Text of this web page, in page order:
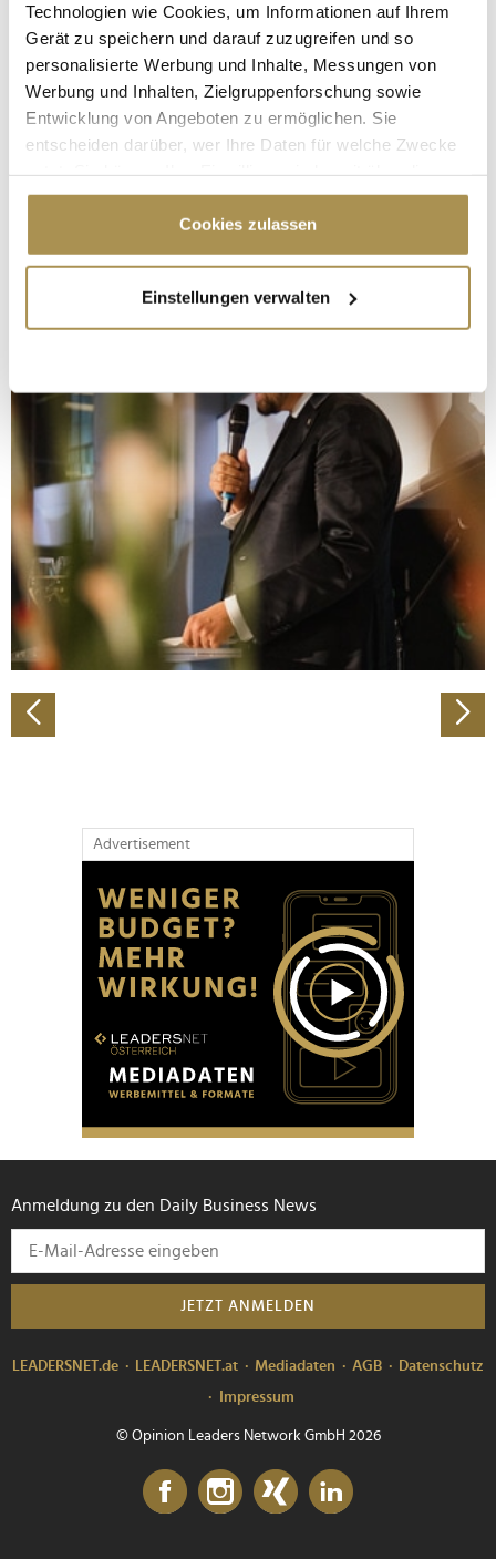
Technologien wie Cookies, um Informationen auf Ihrem
Gerät zu speichern und darauf zuzugreifen und so
personalisierte Werbung und Inhalte, Messungen von
Werbung und Inhalten, Zielgruppenforschung sowie
Entwicklung von Angeboten zu ermöglichen. Sie
entscheiden darüber, wer Ihre Daten für welche Zwecke
Cookie-Erklärung oder durch Klicken auf das Privacy
Trigger Symbol ändern oder widerrufen
Informationen über Ihre geografische Lage
erfassen, welche bis auf einige Meter genau sein
bestimmten Merkmalen (Fingerprinting) identifizieren
Erfahren Sie mehr darüber, wie Ihre persönlichen Daten
verarbeitet werden, und legen Sie Ihre Präferenzen im
Abschnitt Einzelheitenfest.
Wir verwenden Cookies, um Inhalte und Anzeigen zu
personalisieren, Funktionen für soziale Medien anbieten
zu können und die Zugriffe auf unsere Website zu
analysieren. Außerdem geben wir Informationen zu Ihrer
Verwendung unserer Website an unsere Partner für
Partner führen diese Informationen möglicherweise mit
weiteren Daten zusammen, die Sie ihnen bereitgestellt
Cookies zulassen
Einstellungen verwalten
Advertisement
Anmeldung zu den Daily Business News
JETZT ANMELDEN
LEADERSNET.de LEADERSNET.at Mediadaten AGB
Datenschutz
Impressum
© Opinion Leaders Network GmbH 2026